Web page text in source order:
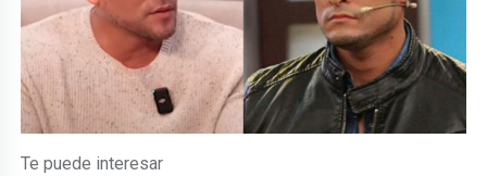
Te puede interesar